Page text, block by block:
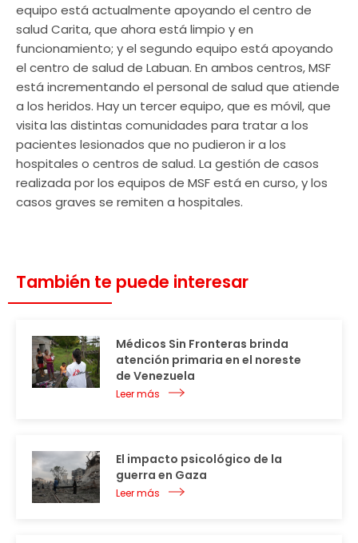
equipo está actualmente apoyando el centro de
salud Carita, que ahora está limpio y en
funcionamiento; y el segundo equipo está apoyando
el centro de salud de Labuan. En ambos centros, MSF
está incrementando el personal de salud que atiende
a los heridos. Hay un tercer equipo, que es móvil, que
visita las distintas comunidades para tratar a los
pacientes lesionados que no pudieron ir a los
hospitales o centros de salud. La gestión de casos
realizada por los equipos de MSF está en curso, y los
casos graves se remiten a hospitales.
También te puede interesar
Médicos Sin Fronteras brinda
atención primaria en el noreste
de Venezuela
Leer más
El impacto psicológico de la
guerra en Gaza
Leer más